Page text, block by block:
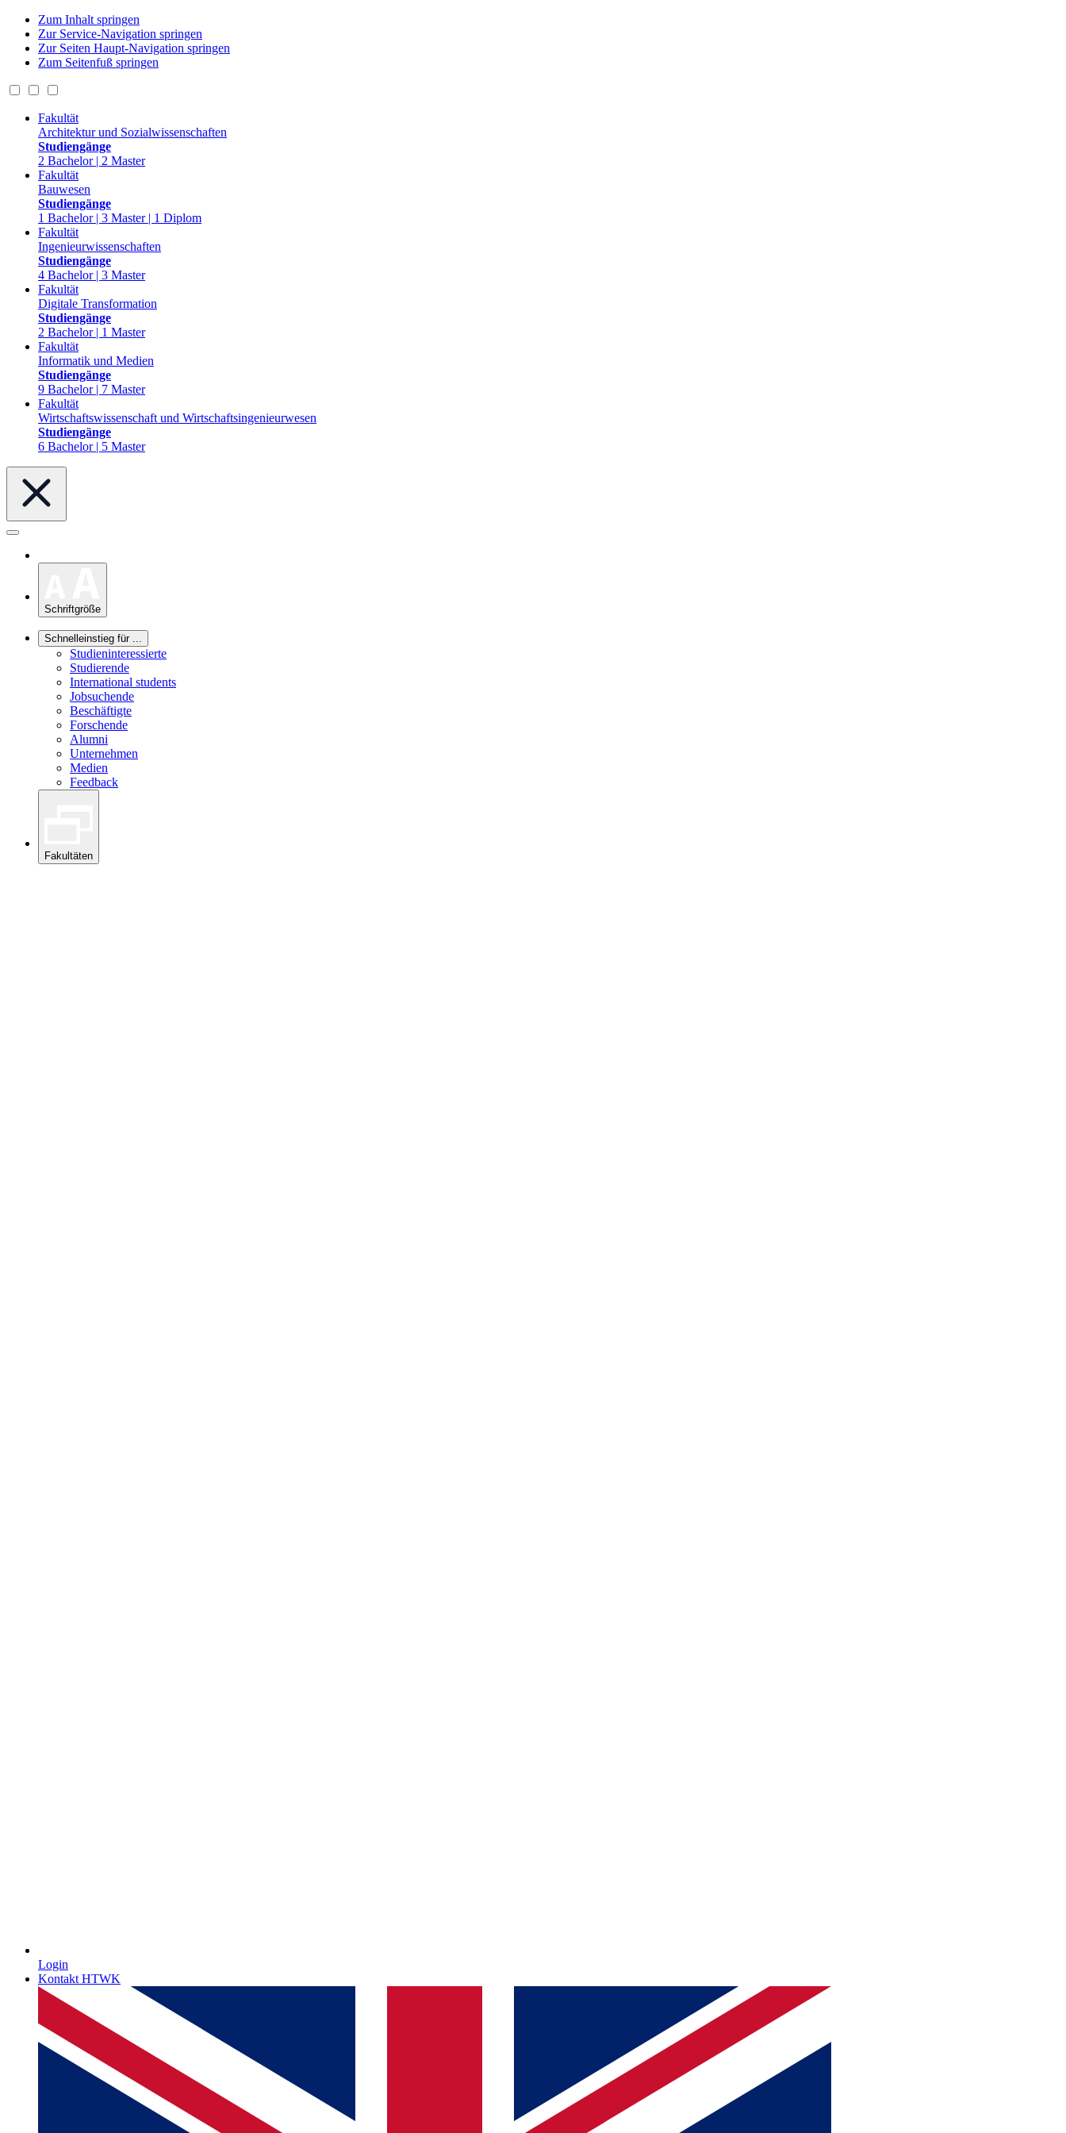
Zum Inhalt springen
Zur Service-Navigation springen
Zur Seiten Haupt-Navigation springen
Zum Seitenfuß springen
Fakultät
Architektur und Sozialwissenschaften
Studiengänge
2 Bachelor | 2 Master
Fakultät
Bauwesen
Studiengänge
1 Bachelor | 3 Master | 1 Diplom
Fakultät
Ingenieurwissenschaften
Studiengänge
4 Bachelor | 3 Master
Fakultät
Digitale Transformation
Studiengänge
2 Bachelor | 1 Master
Fakultät
Informatik und Medien
Studiengänge
9 Bachelor | 7 Master
Fakultät
Wirtschaftswissenschaft und Wirtschaftsingenieurwesen
Studiengänge
6 Bachelor | 5 Master
Schriftgröße
Schnelleinstieg für ...
Studieninteressierte
Studierende
International students
Jobsuchende
Beschäftigte
Forschende
Alumni
Unternehmen
Medien
Feedback
Fakultäten
Login
Kontakt HTWK